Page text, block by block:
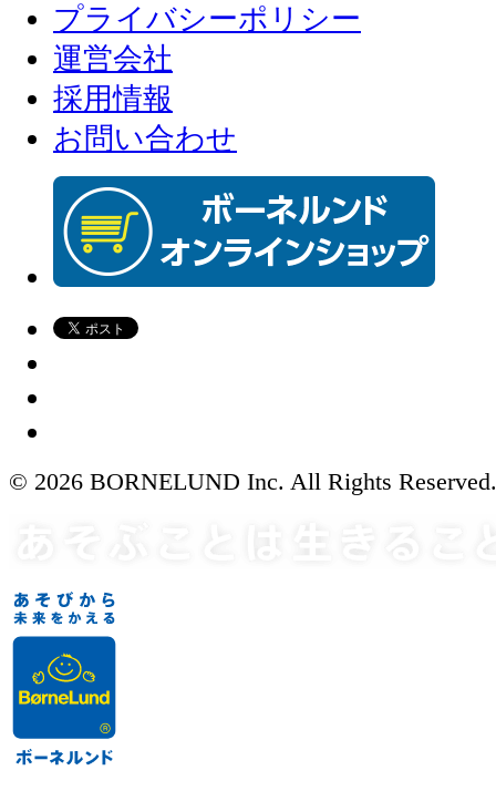
プライバシーポリシー
運営会社
採用情報
お問い合わせ
© 2026 BORNELUND Inc. All Rights Reserved.